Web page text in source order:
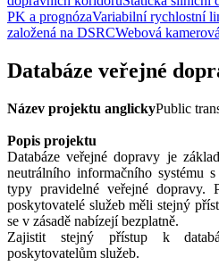
PK a prognózaVariabilní rychlostní
založená na DSRCWebová
Databáze veřejné
Název projektu anglickyPublic
Popis projektu
Databáze veřejné dopravy je
neutrálního informačního systému
typy pravidelné veřejné dopravy.
poskytovatelé služeb měli stejný
se v zásadě nabízejí bezplatně.
Zajistit stejný přístup k
poskytovatelům služeb.